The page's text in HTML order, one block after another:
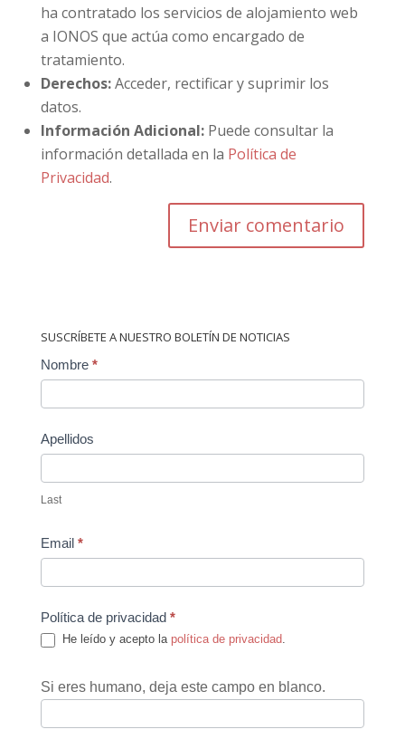
ha contratado los servicios de alojamiento web
a IONOS que actúa como encargado de
tratamiento.
Derechos:Acceder, rectificar y suprimir los
datos.
Información Adicional:Puede consultar la
información detallada en la Política de
Privacidad.
SUSCRÍBETE A NUESTRO BOLETÍN DE NOTICIAS
Contact
Nombre *
Apellidos
Last
Email *
Política de privacidad *
He leído y acepto la política de privacidad
Si eres humano, deja este campo en blanco.